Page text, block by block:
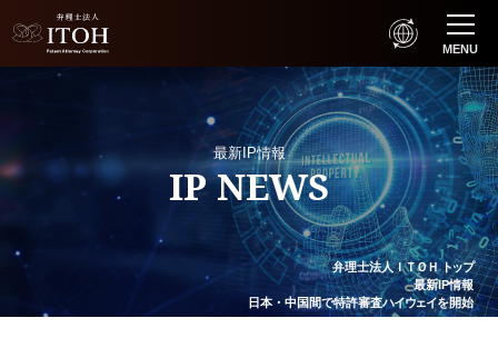
MENU
最新IP情報
IP NEWS
弁理士法人ＩＴＯＨ トップ
最新IP情報
日本・中国間で特許審査ハイウェイを開始